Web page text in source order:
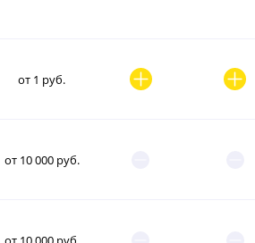
от 1 руб.
от 10 000 руб.